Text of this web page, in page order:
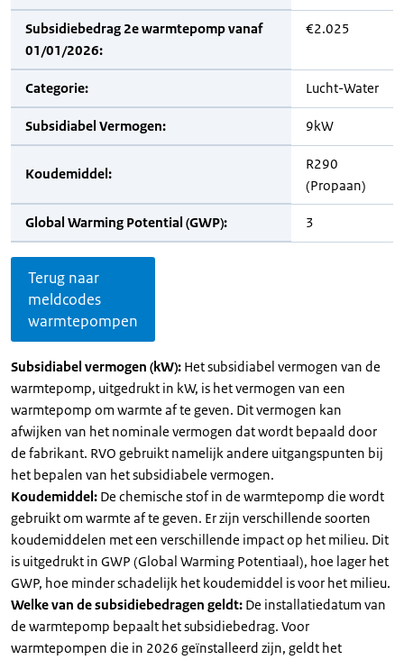
Subsidiebedrag 2e warmtepomp vanaf
01/01/2026:
€2.025
Categorie: Lucht-Water
Subsidiabel Vermogen: 9kW
Koudemiddel:
R290
(Propaan)
Global Warming Potential (GWP): 3
Terug naar
meldcodes
warmtepompen
Subsidiabel vermogen (kW): Het subsidiabel vermogen van de
warmtepomp, uitgedrukt in kW, is het vermogen van een
warmtepomp om warmte af te geven. Dit vermogen kan
afwijken van het nominale vermogen dat wordt bepaald door
de fabrikant. RVO gebruikt namelijk andere uitgangspunten bij
het bepalen van het subsidiabele vermogen.
Koudemiddel: De chemische stof in de warmtepomp die wordt
gebruikt om warmte af te geven. Er zijn verschillende soorten
koudemiddelen met een verschillende impact op het milieu. Dit
is uitgedrukt in GWP (Global Warming Potentiaal), hoe lager het
GWP, hoe minder schadelijk het koudemiddel is voor het milieu.
Welke van de subsidiebedragen geldt: De installatiedatum van
de warmtepomp bepaalt het subsidiebedrag. Voor
warmtepompen die in 2026 geïnstalleerd zijn, geldt het